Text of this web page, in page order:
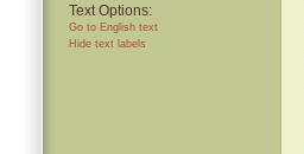
Text Options:
Go to English text
Hide text labels